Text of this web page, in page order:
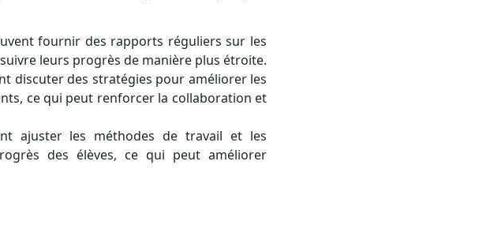
fournir des rapports réguliers sur les
leurs progrès de manière plus étroite.
discuter des stratégies pour améliorer les
ce qui peut renforcer la collaboration et
ajuster les méthodes de travail et les
des élèves, ce qui peut améliorer